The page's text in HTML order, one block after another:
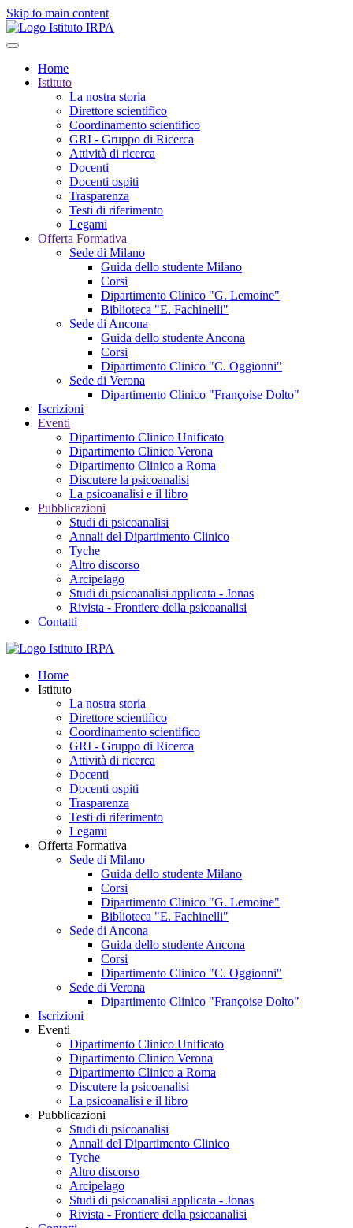
Skip to main content
Home
Istituto
La nostra storia
Direttore scientifico
Coordinamento scientifico
GRI - Gruppo di Ricerca
Attività di ricerca
Docenti
Docenti ospiti
Trasparenza
Testi di riferimento
Legami
Offerta Formativa
Sede di Milano
Guida dello studente Milano
Corsi
Dipartimento Clinico "G. Lemoine"
Biblioteca "E. Fachinelli"
Sede di Ancona
Guida dello studente Ancona
Corsi
Dipartimento Clinico "C. Oggionni"
Sede di Verona
Dipartimento Clinico "Françoise Dolto"
Iscrizioni
Eventi
Dipartimento Clinico Unificato
Dipartimento Clinico Verona
Dipartimento Clinico a Roma
Discutere la psicoanalisi
La psicoanalisi e il libro
Pubblicazioni
Studi di psicoanalisi
Annali del Dipartimento Clinico
Tyche
Altro discorso
Arcipelago
Studi di psicoanalisi applicata - Jonas
Rivista - Frontiere della psicoanalisi
Contatti
Home
Istituto
La nostra storia
Direttore scientifico
Coordinamento scientifico
GRI - Gruppo di Ricerca
Attività di ricerca
Docenti
Docenti ospiti
Trasparenza
Testi di riferimento
Legami
Offerta Formativa
Sede di Milano
Guida dello studente Milano
Corsi
Dipartimento Clinico "G. Lemoine"
Biblioteca "E. Fachinelli"
Sede di Ancona
Guida dello studente Ancona
Corsi
Dipartimento Clinico "C. Oggionni"
Sede di Verona
Dipartimento Clinico "Françoise Dolto"
Iscrizioni
Eventi
Dipartimento Clinico Unificato
Dipartimento Clinico Verona
Dipartimento Clinico a Roma
Discutere la psicoanalisi
La psicoanalisi e il libro
Pubblicazioni
Studi di psicoanalisi
Annali del Dipartimento Clinico
Tyche
Altro discorso
Arcipelago
Studi di psicoanalisi applicata - Jonas
Rivista - Frontiere della psicoanalisi